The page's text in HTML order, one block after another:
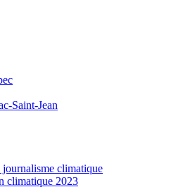
Saint-Jean
climatique
climatique 2023